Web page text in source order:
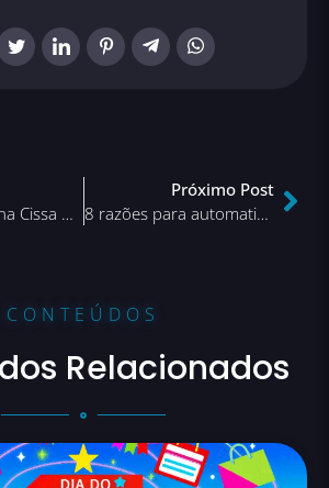
Como vender na Cissa Magazine marketplace
Próximo Post
8 razões para automatizar suas vendas nos marketplaces
CONTEÚDOS
Relacionados